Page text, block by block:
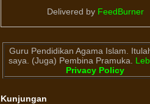
Delivered by FeedBurner
Guru Pendidikan Agama Islam.
saya. (Juga) Pembina Pramuka.
Privacy Policy
Kunjungan